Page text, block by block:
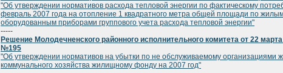
"Об утверждении нормативов расхода тепловой энергии по фактическому
февраль 2007 года на отопление 1 квадратного метра общей площади по
оборудованным приборами группового учета расхода тепловой энергии"
-----
Решение Молодечненского районного исполнительного комитета от 22 марта
№195
"Об утверждении нормативов на убытки по не обслуживаемому организациями
коммунального хозяйства жилищному фонду на 2007 год"